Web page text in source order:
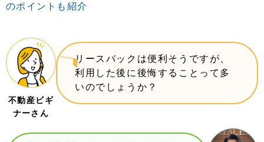
のポイントも紹介
不動産ビギ
ナーさん
リースバックは便利そうですが、
利用した後に後悔することって多
いのでしょうか？